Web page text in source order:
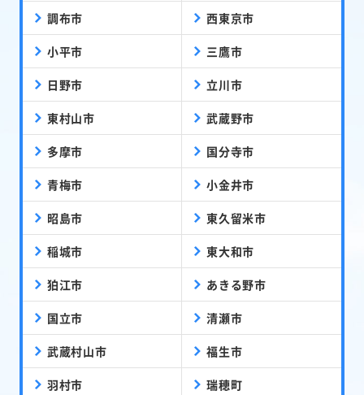
調布市 西東京市
小平市 三鷹市
日野市 立川市
東村山市 武蔵野市
多摩市 国分寺市
青梅市 小金井市
昭島市 東久留米市
稲城市 東大和市
狛江市 あきる野市
国立市 清瀬市
武蔵村山市 福生市
羽村市 瑞穂町